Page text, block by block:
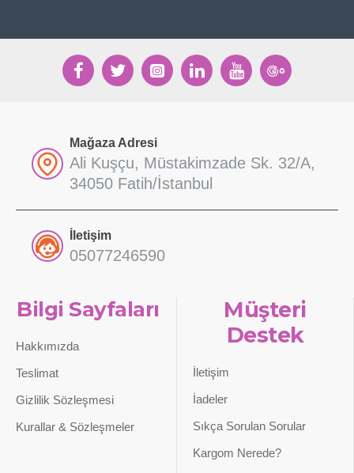
Mağaza Adresi
Ali Kuşçu, Müstakimzade Sk. 32/A,
34050 Fatih/İstanbul
İletişim
05077246590
Bilgi Sayfaları
Hakkımızda
Teslimat
Gizlilik Sözleşmesi
Kurallar & Sözleşmeler
Müşteri
Destek
İletişim
İadeler
Sıkça Sorulan Sorular
Kargom Nerede?